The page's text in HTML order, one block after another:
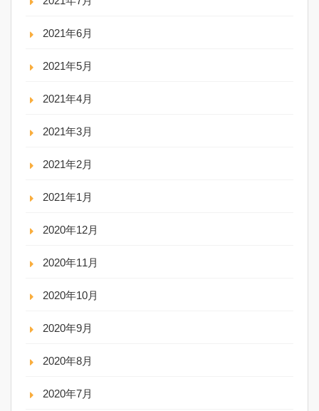
2021年6月
2021年5月
2021年4月
2021年3月
2021年2月
2021年1月
2020年12月
2020年11月
2020年10月
2020年9月
2020年8月
2020年7月